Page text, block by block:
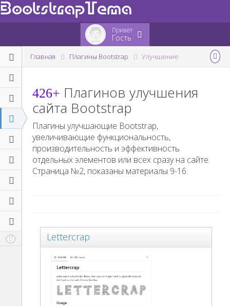
BootstrapTema
Привет
Гость
Главная Плагины Bootstrap Улучшение
426+ Плагинов улучшения
сайта Bootstrap
Плагины улучшающие Bootstrap,
увеличивающие функциональность,
производительность и эффективность
отдельных элементов или всех сразу на сайте.
Страница №2, показаны материалы 9-16.
Lettercrap